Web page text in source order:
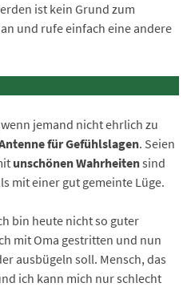
ist kein Grund zum
und rufe einfach eine andere
jemand nicht ehrlich zu
für Gefühlslagen. Seien
unschönen Wahrheitensind
mit einer gut gemeinte Lüge.
bin heute nicht so guter
mit Oma gestritten und nun
ausbügeln soll. Mensch, das
ich kann mich nur schlecht